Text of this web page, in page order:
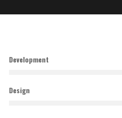
Development
Design